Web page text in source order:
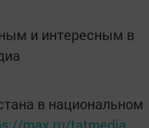
и интересным в
в национальном